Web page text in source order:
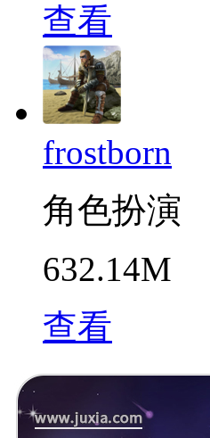
查看
frostborn
角色扮演
632.14M
查看